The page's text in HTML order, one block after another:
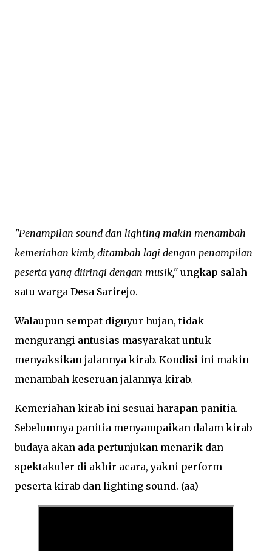
"Penampilan sound dan lighting makin menambah
kemeriahan kirab, ditambah lagi dengan penampilan
peserta yang diiringi dengan musik," ungkap salah
satu warga Desa Sarirejo.
Walaupun sempat diguyur hujan, tidak
mengurangi antusias masyarakat untuk
menyaksikan jalannya kirab. Kondisi ini makin
menambah keseruan jalannya kirab.
Kemeriahan kirab ini sesuai harapan panitia.
Sebelumnya panitia menyampaikan dalam kirab
budaya akan ada pertunjukan menarik dan
spektakuler di akhir acara, yakni perform
peserta kirab dan lighting sound. (aa)